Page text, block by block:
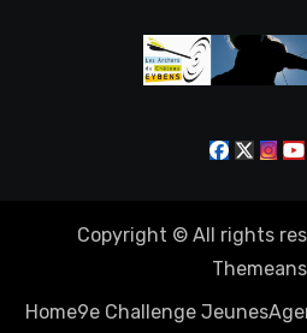
Copyright © All rights
Home9e Challenge Jeunes